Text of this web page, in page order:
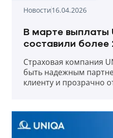
Новости16.04.2026
В марте выплаты
составили более
Страховая компания
быть надежным
клиенту и прозрачно